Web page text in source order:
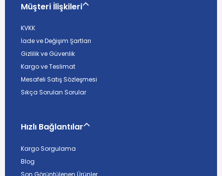
Müşteri İlişkileri
KVKK
İade ve Değişim Şartları
Gizlilik ve Güvenlik
Kargo ve Teslimat
Mesafeli Satış Sözleşmesi
Sıkça Sorulan Sorular
Hızlı Bağlantılar
Kargo Sorgulama
Blog
Son Görüntülenen Ürünler